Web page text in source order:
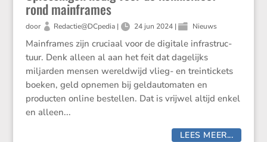
rond mainframes
door Redactie@DCpedia| 24 jun 2024 | Nieuws
Mainframes zijn cruciaal voor de digitale infra­struc­
tuur. Denk alleen al aan het feit dat dagelijks
miljarden mensen wereld­wijd vlieg- en trein­tic­kets
boeken, geld opnemen bij geldau­to­maten en
producten online bestellen. Dat is vrijwel altijd enkel
en alleen...
LEES MEER...